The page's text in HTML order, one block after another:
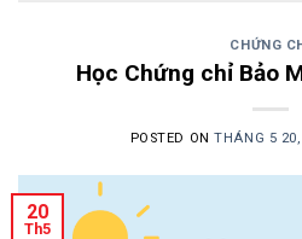
CHỨNG
Học Chứng chỉ Bảo
POSTED ONTHÁNG 5
20
Th5